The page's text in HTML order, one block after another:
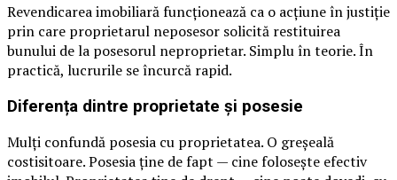
Revendicarea imobiliară funcționează ca o acțiune în justiție
prin care proprietarul neposesor solicită restituirea
bunului de la posesorul neproprietar. Simplu în teorie. În
practică, lucrurile se încurcă rapid.
Diferența dintre proprietate și posesie
Mulți confundă posesia cu proprietatea. O greșeală
costisitoare. Posesia ține de fapt — cine folosește efectiv